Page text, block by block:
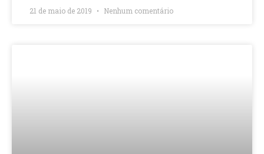
21 de maio de 2019 Nenhum comentário